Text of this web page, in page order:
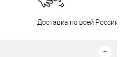
Доставка по всей России